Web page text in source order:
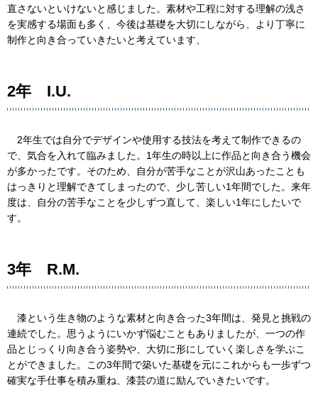
直さないといけないと感じました。素材や工程に対する理解の浅さ
を実感する場面も多く、今後は基礎を大切にしながら、より丁寧に
制作と向き合っていきたいと考えています、
2年 I.U.
2年生では自分でデザインや使用する技法を考えて制作できるの
で、気合を入れて臨みました。1年生の時以上に作品と向き合う機会
が多かったです。そのため、自分が苦手なことが沢山あったことも
はっきりと理解できてしまったので、少し苦しい1年間でした。来年
度は、自分の苦手なことを少しずつ直して、楽しい1年にしたいで
す。
3年 R.M.
漆という生き物のような素材と向き合った3年間は、発見と挑戦の
連続でした。思うようにいかず悩むこともありましたが、一つの作
品とじっくり向き合う姿勢や、大切に形にしていく楽しさを学ぶこ
とができました。この3年間で築いた基礎を元にこれからも一歩ずつ
確実な手仕事を積み重ね、漆芸の道に励んでいきたいです。